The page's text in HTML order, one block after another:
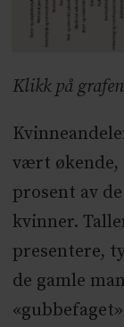
Klikk på
vært økende,
prosent av
kvinner.
presentere,
de gamle